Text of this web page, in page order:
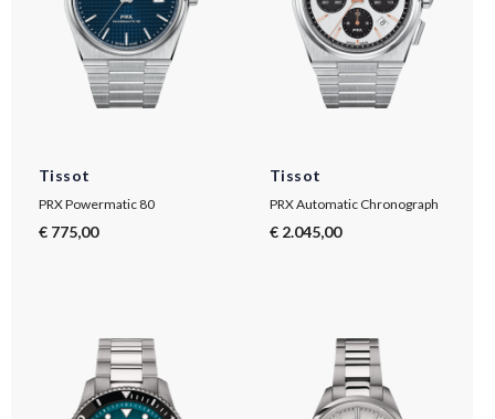
Tissot
PRX Powermatic 80
€ 775,00
Tissot
PRX Automatic Chronograph
€ 2.045,00